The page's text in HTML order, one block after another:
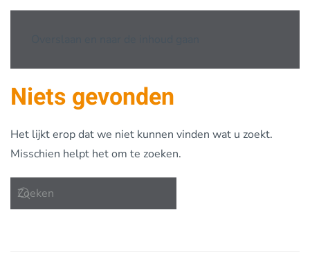
Niets gevonden
Het lijkt erop dat we niet kunnen vinden wat u zoekt.
Misschien helpt het om te zoeken.